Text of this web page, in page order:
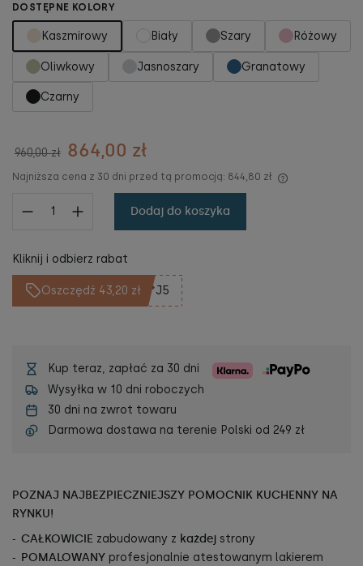
DOSTĘPNE KOLORY
Kaszmirowy Biały Szary Różowy
Oliwkowy Jasnoszary Granatowy
Czarny
960,00 zł 864,00 zł
Najniższa cena z 30 dni przed tą promocją: 844,80 zł
Dodaj do koszyka
Kliknij i odbierz rabat
Oszczędź 43,20 zł **J5
Kup teraz, zapłać za 30 dni
Wysyłka w 10 dni roboczych
30 dni na zwrot towaru
Darmowa dostawa na terenie Polski od 249 zł
POZNAJ NAJBEZPIECZNIEJSZY POMOCNIK KUCHENNY NA
RYNKU!
CAŁKOWICIE zabudowany z każdej strony
POMALOWANY profesjonalnie atestowanym lakierem